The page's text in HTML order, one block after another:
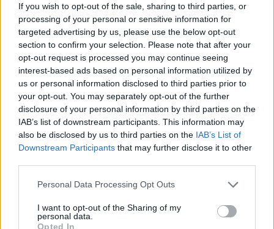
If you wish to opt-out of the sale, sharing to third parties, or
processing of your personal or sensitive information for
targeted advertising by us, please use the below opt-out
section to confirm your selection. Please note that after your
opt-out request is processed you may continue seeing
interest-based ads based on personal information utilized by
us or personal information disclosed to third parties prior to
your opt-out. You may separately opt-out of the further
disclosure of your personal information by third parties on the
IAB’s list of downstream participants. This information may
also be disclosed by us to third parties on the IAB’s List of
Downstream Participants that may further disclose it to other
Please note that this website/app uses one or more Google
not limited to your visit or usage behaviour. You may click to
grant or deny consent to Google and its third-party tags to
Personal Data Processing Opt Outs
I want to opt-out of the Sharing of my
personal data.
Opted In
gallerie e luoghi storici. Inoltre, i costi per voli e
alloggi tendono a diminuire, rendendo il viaggio più
accessibile.2
Una delle ragioni principali per cui è consigliabile
viaggiare in autunno è laminore affluenza
turistica
. Durante questa stagione, molte attrazioni
non sono affollate, consentendo di esplorare senza
dover affrontare lunghe code. Questo è
particolarmente vantaggioso per visitare musei,
alloggi tendono a diminuire, rendendo il viaggio più
accessibile.3